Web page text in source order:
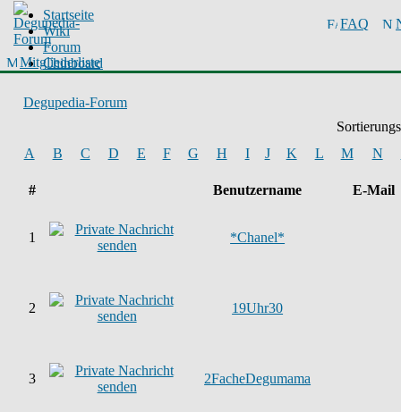
FAQ
Mitgliederliste
Startseite
Wiki
Forum
Chinboard
Degupedia-Forum
A
B C D E F G H I J K L M N
# Benutzername E-Mail
1 *Chanel*
2 19Uhr30
3 2FacheDegumama